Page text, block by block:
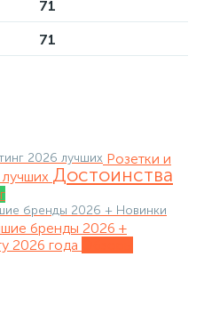
71
71
Розетки и
Достоинства
бренды 2026 +
2026 года